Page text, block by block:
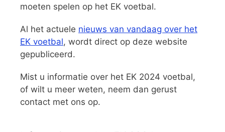
moeten spelen op het EK voetbal.
Al het actuele nieuws van vandaag over het
EK voetbal, wordt direct op deze website
gepubliceerd.
Mist u informatie over het EK 2024 voetbal,
of wilt u meer weten, neem dan gerust
contact met ons op.